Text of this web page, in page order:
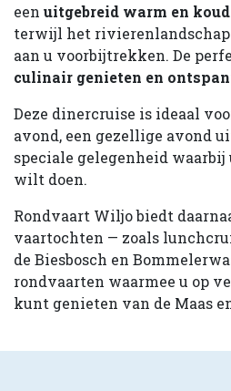
een uitgebreid warm en
terwijl het
aan u voorbijtrekken. De
culinair genieten en
Deze dinercruise is ideaal
avond, een gezellige avond
speciale gelegenheid waarbij
wilt doen.
Rondvaart Wiljo biedt
vaartochten — zoals
de Biesbosch en
rondvaarten waarmee u op
kunt genieten van de Maas